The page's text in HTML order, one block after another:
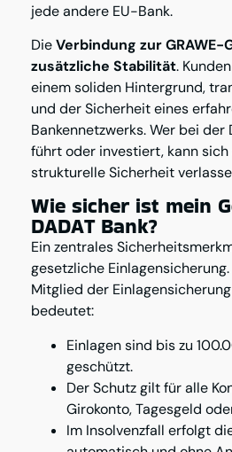
jede andere EU-Bank.
DieVerbindung zur GRAWE-
zusätzliche Stabilität.
einem soliden Hintergrund,
und der Sicherheit eines
Bankennetzwerks. Wer bei der
führt oder investiert, kann
strukturelle Sicherheit
Wie sicher ist mein
DADAT Bank?
Ein zentrales
gesetzliche Einlagensicherung.
Mitglied der
bedeutet:
Einlagen sind bis zu
geschützt.
Der Schutz gilt für alle
Girokonto, Tagesgeld
Im Insolvenzfall erfolgt